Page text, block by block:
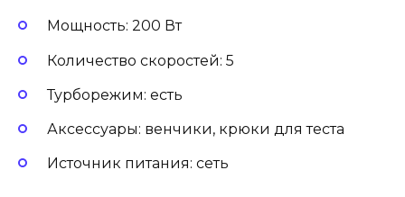
Мощность: 200 Вт
Количество скоростей: 5
Турборежим: есть
Аксессуары: венчики, крюки для теста
Источник питания: сеть